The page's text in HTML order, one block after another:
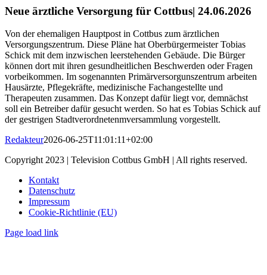
Neue ärztliche Versorgung für Cottbus| 24.06.2026
Von der ehemaligen Hauptpost in Cottbus zum ärztlichen
Versorgungszentrum. Diese Pläne hat Oberbürgermeister Tobias
Schick mit dem inzwischen leerstehenden Gebäude. Die Bürger
können dort mit ihren gesundheitlichen Beschwerden oder Fragen
vorbeikommen. Im sogenannten Primärversorgunszentrum arbeiten
Hausärzte, Pflegekräfte, medizinische Fachangestellte und
Therapeuten zusammen. Das Konzept dafür liegt vor, demnächst
soll ein Betreiber dafür gesucht werden. So hat es Tobias Schick auf
der gestrigen Stadtverordnetenmversammlung vorgestellt.
Redakteur2026-06-25T11:01:11+02:00
Copyright 2023 | Television Cottbus GmbH | All rights reserved.
Kontakt
Datenschutz
Impressum
Cookie-Richtlinie (EU)
Page load link